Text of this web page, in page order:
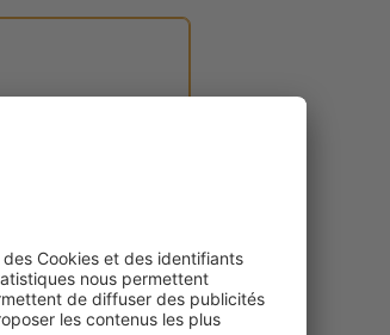
avant ou